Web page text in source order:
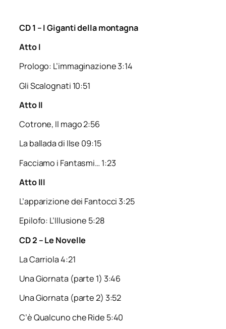
CD 1 – I Giganti della montagna
Atto I
Prologo: L’immaginazione 3:14
Gli Scalognati 10:51
Atto II
Cotrone, Il mago 2:56
La ballada di Ilse 09:15
Facciamo i Fantasmi… 1:23
Atto III
L’apparizione dei Fantocci 3:25
Epilofo: L’Illusione 5:28
CD 2 – Le Novelle
La Carriola 4:21
Una Giornata (parte 1) 3:46
Una Giornata (parte 2) 3:52
C’è Qualcuno che Ride 5:40